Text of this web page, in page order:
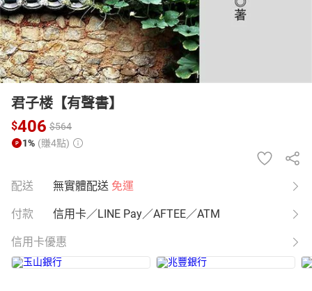
君子楼【有聲書】
$406 $564
1% (賺4點)
配送 無實體配送 免運
付款 信用卡／LINE Pay／AFTEE／ATM
信用卡優惠